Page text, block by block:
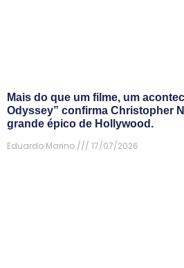
Mais do que um filme, um
Odyssey” confirma Christopher
grande épico de Hollywood.
Eduardo Marino
17/07/2026